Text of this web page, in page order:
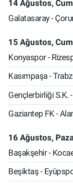
14 Ağustos,
Galatasaray -
15 Ağustos,
Konyaspor -
Kasımpaşa -
Gençlerbirliği S.K.
Gaziantep FK -
16 Ağustos,
Başakşehir -
Beşiktaş -